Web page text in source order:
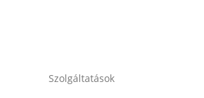
Szolgáltatások